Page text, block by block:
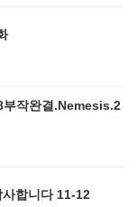
작완결.Nemesis.2
합니다 11-12